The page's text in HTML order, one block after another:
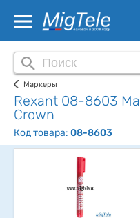
Маркеры
Rexant 08-8603
Crown
Код товара: 08-8603